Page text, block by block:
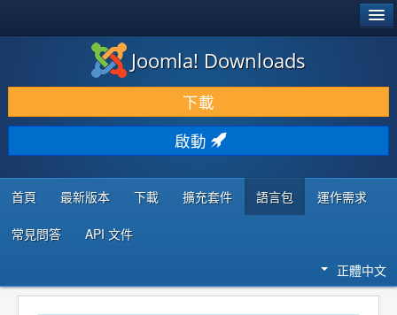
下載 & 擴充
發現 & 學習
社群 & 支援
程式者資源
Joomla! Downloads
下載
啟動
首頁 最新版本 下載 擴充套件 語言包 運作需求
常見問答 API 文件
正體中文